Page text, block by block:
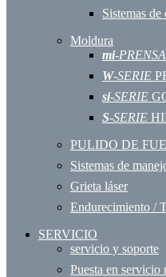
Sistemas
Moldura
mi-PRENSA
W-SERIE
si-SERIE
S-SERIE
PULIDO DE
Sistemas de
Grieta láser
Endurecimiento /
SERVICIO
servicio y soporte
Puesta en servicio